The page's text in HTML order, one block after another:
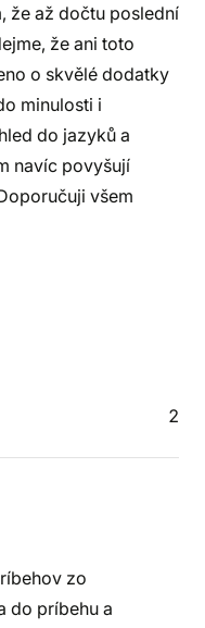
že až dočtu poslední
že ani toto
o skvělé dodatky
minulosti i
do jazyků a
navíc povyšují
všem
2
zo
do príbehu a